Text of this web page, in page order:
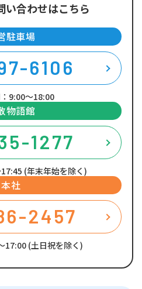
い合わせはこちら
駐車場
6106
9:00～18:00
物語館
1277
(年末年始を除く)
本社
2457
17:00 (土日祝を除く)